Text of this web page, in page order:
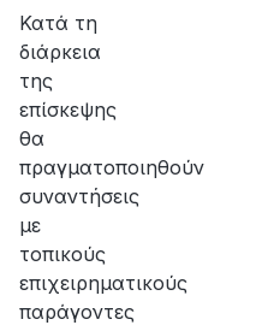
Κατά τη
διάρκεια
της
επίσκεψης
θα
πραγματοποιηθούν
συναντήσεις
με
τοπικούς
επιχειρηματικούς
παράγοντες